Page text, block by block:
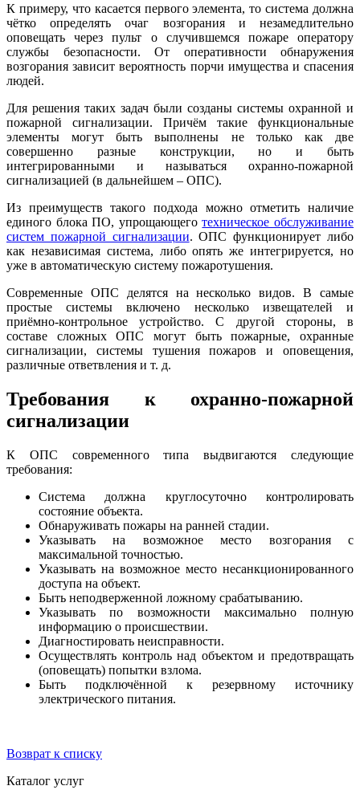
К примеру, что касается первого элемента, то система должна
чётко определять очаг возгорания и незамедлительно
оповещать через пульт о случившемся пожаре оператору
службы безопасности. От оперативности обнаружения
возгорания зависит вероятность порчи имущества и спасения
людей.
Для решения таких задач были созданы системы охранной и
пожарной сигнализации. Причём такие функциональные
элементы могут быть выполнены не только как две
совершенно разные конструкции, но и быть
интегрированными и называться охранно-пожарной
сигнализацией (в дальнейшем – ОПС).
Из преимуществ такого подхода можно отметить наличие
единого блока ПО, упрощающеготехническое обслуживание
систем пожарной сигнализации. ОПС функционирует либо
как независимая система, либо опять же интегрируется, но
уже в автоматическую систему пожаротушения.
Современные ОПС делятся на несколько видов. В самые
простые системы включено несколько извещателей и
приёмно-контрольное устройство. С другой стороны, в
составе сложных ОПС могут быть пожарные, охранные
сигнализации, системы тушения пожаров и оповещения,
различные ответвления и т. д.
Требования к охранно-пожарной
сигнализации
К ОПС современного типа выдвигаются следующие
требования:
Система должна круглосуточно контролировать
состояние объекта.
Обнаруживать пожары на ранней стадии.
Указывать на возможное место возгорания с
максимальной точностью.
Указывать на возможное место несанкционированного
доступа на объект.
Быть неподверженной ложному срабатыванию.
Указывать по возможности максимально полную
информацию о происшествии.
Диагностировать неисправности.
Осуществлять контроль над объектом и предотвращать
(оповещать) попытки взлома.
Быть подключённой к резервному источнику
электрического питания.
Возврат к списку
Каталог услуг